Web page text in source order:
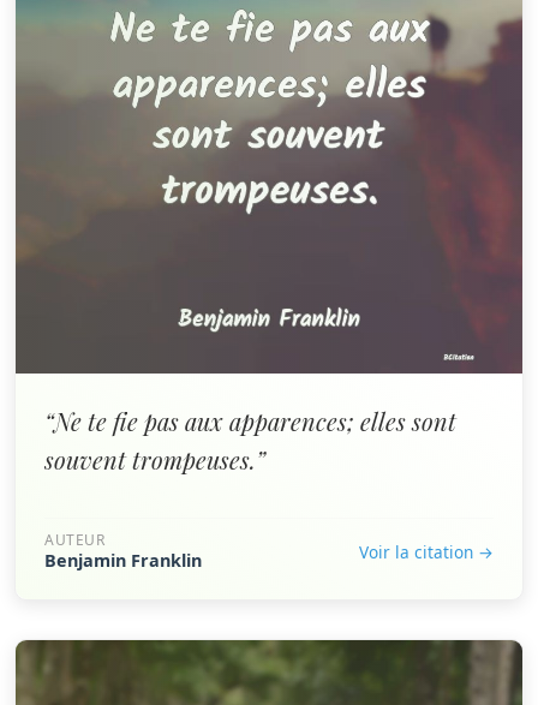
“Ne te fie pas aux apparences; elles sont
souvent trompeuses.”
AUTEUR
Benjamin Franklin Voir la citation →